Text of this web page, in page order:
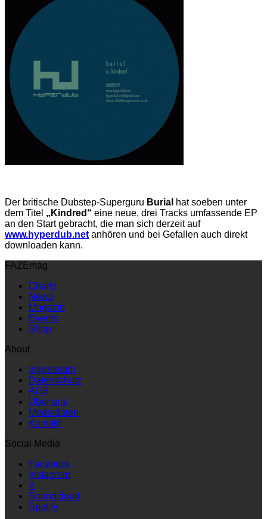
Der britische Dubstep-Superguru Burial hat soeben unter
dem Titel „Kindred“ eine neue, drei Tracks umfassende EP
an den Start gebracht, die man sich derzeit auf
www.hyperdub.net anhören und bei Gefallen auch direkt
downloaden kann.
FAZEmag
Charts
News
Magazin
Events
Shop
About
Impressum
Datenschutz
AGB
Über uns
Mediadaten
Kontakt
Social Media
Facebook
Instagram
X
Soundcloud
Spotify